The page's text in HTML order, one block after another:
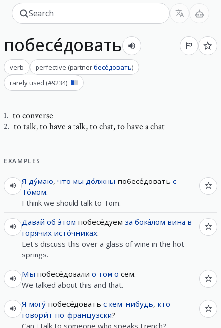
побесе́довать
verb perfective (partnerбесе́довать)
rarely used (#9234)
1. to converse
2. to talk,to have a talk, to chat, to have a chat
EXAMPLES
Я ду́маю, что мы до́лжны побесе́довать с
То́мом.
I think we should talk to Tom.
Давай об э́том побесе́дуем за бока́лом вина в
горя́чих исто́чниках.
Let's discuss this over a glass of wine in the hot
springs.
Мы побесе́довали о том о сём.
We talked about this and that.
Я могу́ побесе́довать с кем-нибудь, кто
говори́т по-французски?
Can I talk to someone who speaks French?